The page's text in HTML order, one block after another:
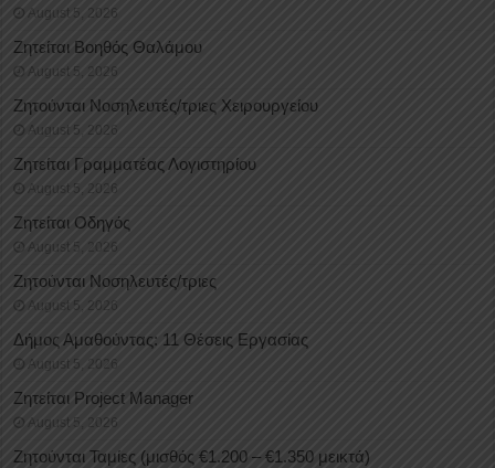
August 5, 2026
Ζητείται Βοηθός Θαλάμου
August 5, 2026
Ζητούνται Νοσηλευτές/τριες Χειρουργείου
August 5, 2026
Ζητείται Γραμματέας Λογιστηρίου
August 5, 2026
Ζητείται Οδηγός
August 5, 2026
Ζητούνται Νοσηλευτές/τριες
August 5, 2026
Δήμος Αμαθούντας: 11 Θέσεις Εργασίας
August 5, 2026
Ζητείται Project Manager
August 5, 2026
Ζητούνται Ταμίες (μισθός €1.200 – €1.350 μεικτά)